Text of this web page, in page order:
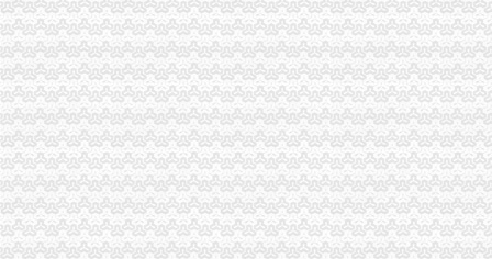
拓展工商职能 落实“五个更加”重庆公司注销 市召开全市工商行政管理工作会议
市局六项措施推进“双”重庆营业执照注销行动后期工作
市重庆公司注销消处迅速达贯彻全市工商工作会议精
波局重庆营业执照注销长到巴南局调研
北部新区局及时达全市重庆公司注销工商行政管理工作会议精
市重庆税务注销局机关妇委会获市级机关妇委会考评等
南岸局与公安部门构建“三项机制”重庆分公司注销推动食品安全专项整工作
忠县局重庆营业执照注销甘井所查获一批过期儿童食品
沙坪坝局重庆税务注销认真开展房地产广告整
大足局三抓力推进市重庆代办公司场主体发展
市重庆税务注销局充分发挥职能作用促进外资企业快速健康发展